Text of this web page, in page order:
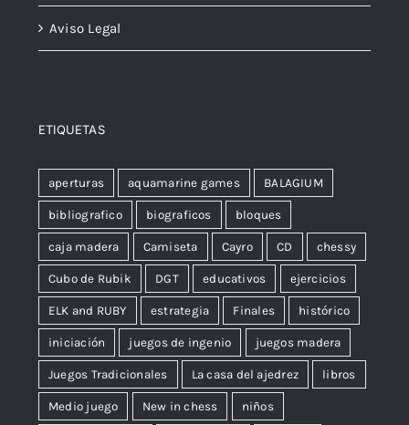
Aviso Legal
ETIQUETAS
aperturas aquamarine games BALAGIUM
bibliografico biograficos bloques
caja madera Camiseta Cayro CD chessy
Cubo de Rubik DGT educativos ejercicios
ELK and RUBY estrategia Finales histórico
iniciación juegos de ingenio juegos madera
Juegos Tradicionales La casa del ajedrez libros
Medio juego New in chess niños